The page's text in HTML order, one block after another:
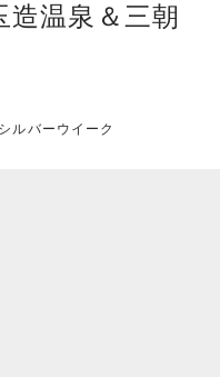
造温泉＆三朝
ルバーウイーク